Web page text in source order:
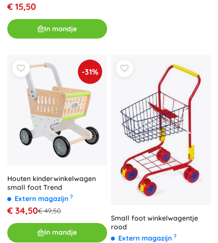
€ 15,50
In mandje
-31%
Houten kinderwinkelwagen
small foot Trend
Extern magazijn ?
€ 34,50€ 49,50
In mandje
Small foot winkelwagentje
rood
Extern magazijn ?